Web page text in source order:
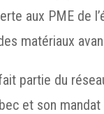
aux PME de
matériaux
partie du
et son